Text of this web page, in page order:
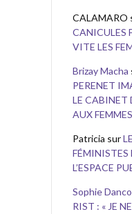
CALAMARO
CANICULES
VITE LES
Brizay Macha
PERENET
LE CABINET
AUX
Patricia sur
FÉMINISTES
L’ESPACE
Sophie
RIST : « JE